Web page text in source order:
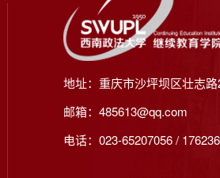
地址：重庆市沙坪坝区壮志
邮箱：485613@qq.com
电话：023-65207056 /